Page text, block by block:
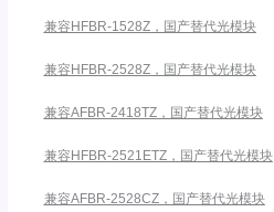
兼容HFBR-1528Z，国产替代光模块
兼容HFBR-2528Z，国产替代光模块
兼容AFBR-2418TZ，国产替代光模块
兼容HFBR-2521ETZ，国产替代光模块
兼容AFBR-2528CZ，国产替代光模块